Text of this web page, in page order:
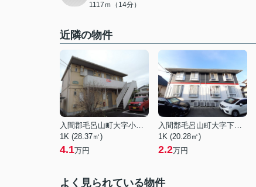
1117ｍ（14分）
近隣の物件
入間郡毛呂山町大字小田谷
1K (28.37㎡)
4.1万円
入間郡毛呂山町大字下川原
1K (20.28㎡)
2.2万円
よく見られている物件